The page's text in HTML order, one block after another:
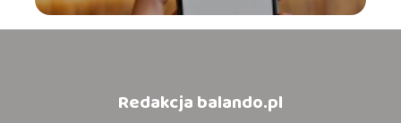
Redakcja balando.pl